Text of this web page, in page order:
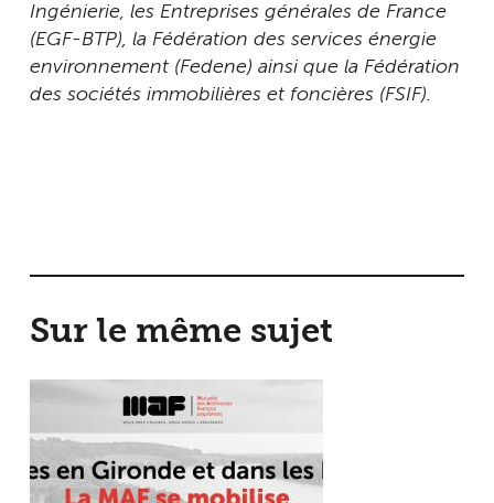
Ingénierie, les Entreprises générales de France
(EGF-BTP), la Fédération des services énergie
environnement (Fedene) ainsi que la Fédération
des sociétés immobilières et foncières (FSIF).
Sur le même sujet